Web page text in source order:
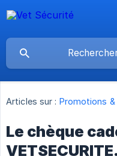
Articles sur : Promotions
Le chèque